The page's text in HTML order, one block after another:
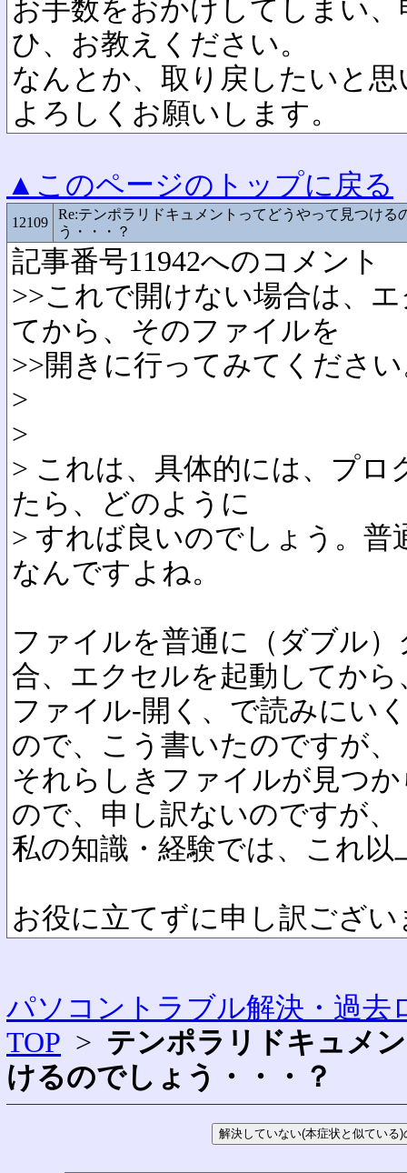
お手数をおかけしてしまい
ひ、お教えください。
なんとか、取り戻したいと思
よろしくお願いします。
▲このページのトップに戻る
12109
Re:テンポラリドキュメントってどうやって見つける
う・・・？
記事番号11942へのコメント
>>これで開けない場合は、
てから、そのファイルを
>>開きに行ってみてくださ
>
>
> これは、具体的には、プ
たら、どのように
> すれば良いのでしょう。
なんですよね。
ファイルを普通に（ダブル
合、エクセルを起動してから
ファイル-開く、で読みにい
ので、こう書いたのですが、
それらしきファイルが見つ
ので、申し訳ないのですが、
私の知識・経験では、これ
お役に立てずに申し訳ござい
パソコントラブル解決・過去
TOP > テンポラリドキュメ
けるのでしょう・・・？